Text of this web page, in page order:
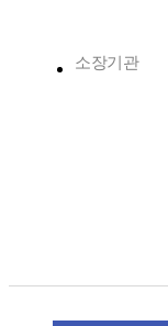
소장기관